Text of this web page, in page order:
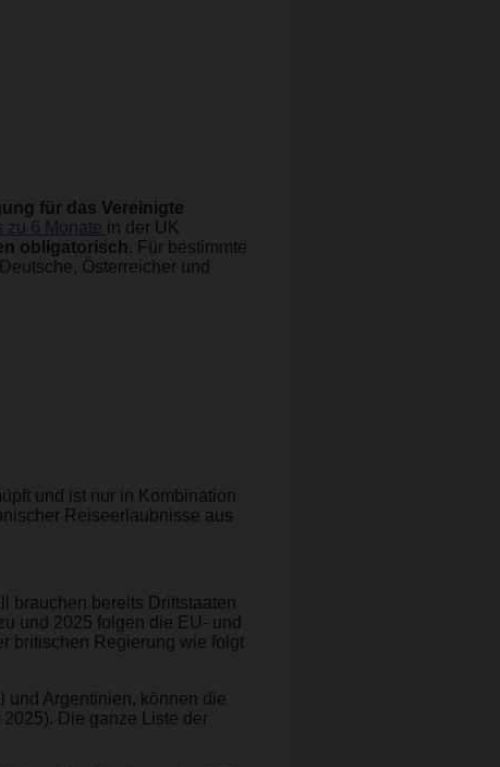
für das Vereinigte
zu 6 Monate in der UK
obligatorisch. Für bestimmte
Österreicher und
und ist nur in Kombination
Reiseerlaubnisse aus
brauchen bereits Drittstaaten
und 2025 folgen die EU- und
britischen Regierung wie folgt
und Argentinien, können die
Die ganze Liste der